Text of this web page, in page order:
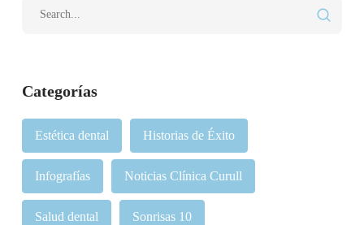
Categorías
Estética dental Historias de Éxito
Infografías Noticias Clínica Curull
Salud dental Sonrisas 10